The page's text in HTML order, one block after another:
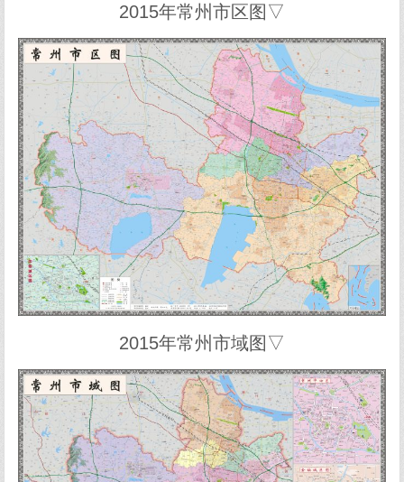
2015年常州市区图▽
2015年常州市域图▽